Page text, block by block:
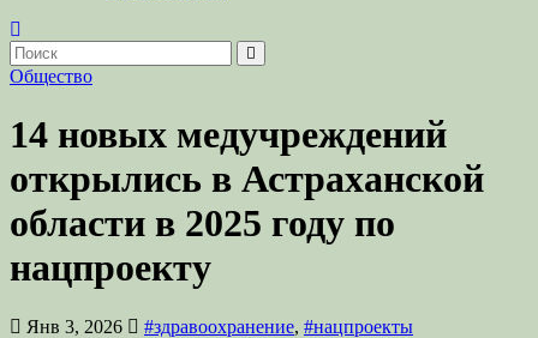
Общество
14 новых медучреждений
открылись в Астраханской
области в 2025 году по
нацпроекту
Янв 3, 2026 #здравоохранение, #нацпроекты